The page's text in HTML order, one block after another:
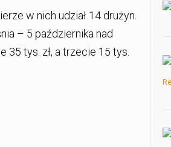
w nich udział 14 drużyn.
– 5 października nad
35 tys. zł, a trzecie 15 tys.